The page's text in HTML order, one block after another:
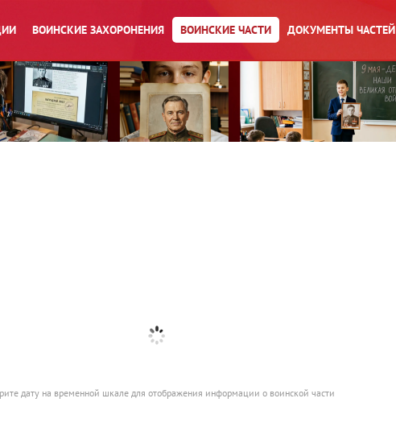
ВОИНСКИЕ ЗАХОРОНЕНИЯ ВОИНСКИЕ ЧАСТИ ДОКУМЕНТЫ ЧАСТЕЙ
дату на временной шкале для отображения информации о воинской части